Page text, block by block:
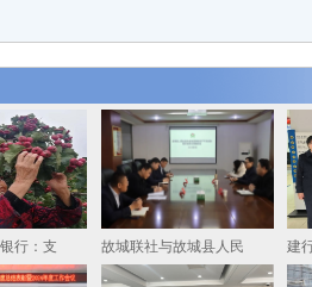
行：支 故城联社与故城县人民 建